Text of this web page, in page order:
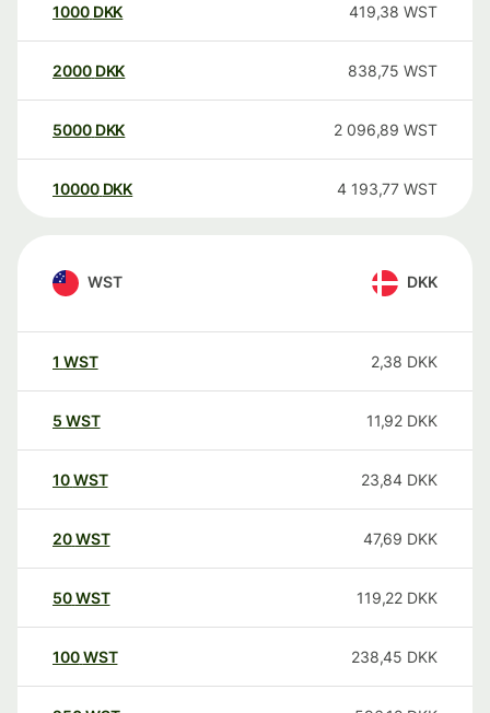
1000 DKK 419,38 WST
2000 DKK 838,75 WST
5000 DKK 2 096,89 WST
10000 DKK 4 193,77 WST
WST DKK
1 WST 2,38 DKK
5 WST 11,92 DKK
10WST 23,84 DKK
20WST 47,69 DKK
50WST 119,22 DKK
100WST 238,45 DKK